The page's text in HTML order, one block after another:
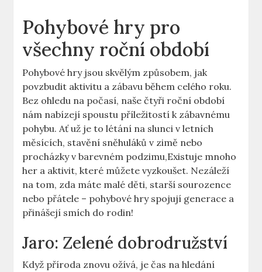
Pohybové hry pro
všechny roční období
Pohybové hry jsou skvělým způsobem, jak
povzbudit aktivitu a zábavu během celého roku.
Bez ohledu na počasí, naše čtyři roční období
nám nabízejí spoustu příležitostí k zábavnému
pohybu. Ať už je to létání na slunci v letních
měsících, stavění sněhuláků v zimě nebo
procházky v barevném podzimu,Existuje mnoho
her a aktivit, které můžete vyzkoušet. Nezáleží
na tom, zda máte malé děti, starší sourozence
nebo přátele – pohybové hry spojují generace a
přinášejí smích do rodin!
Jaro: Zelené dobrodružství
Když příroda znovu ožívá, je čas na hledání